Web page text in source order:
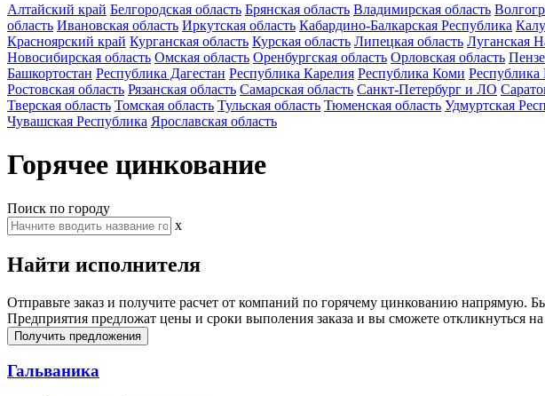
Алтайский край Белгородская область Брянская область Владимирская область
область Ивановская область Иркутская область Кабардино-Балкарская Республика
Красноярский край Курганская область Курская область Липецкая область Луганская
Новосибирская область Омская область Оренбургская область Орловская область
Башкортостан Республика Дагестан Республика Карелия Республика Коми
Ростовская область Рязанская область Самарская область Санкт-Петербург и ЛО
Тверская область Томская область Тульская область Тюменская область Удмуртская
Чувашская Республика Ярославская область
Горячее цинкование
Поиск по городу
x
Найти исполнителя
Отправьте заказ и получите расчет от компаний по горячему цинкованию напрямую.
Предприятия предложат цены и сроки выполения заказа и вы сможете откликнуться
Получить предложения
Гальваника